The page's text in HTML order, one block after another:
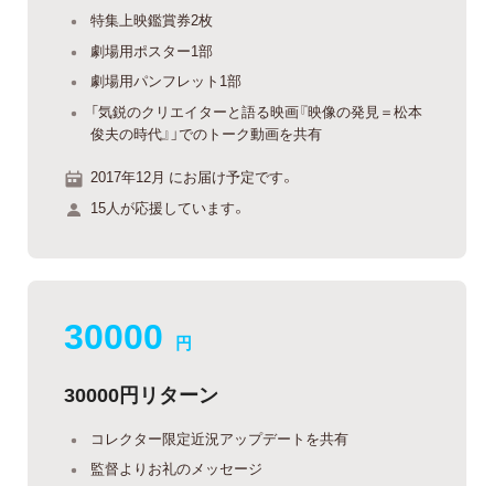
特集上映鑑賞券2枚
劇場用ポスター1部
劇場用パンフレット1部
「気鋭のクリエイターと語る映画『映像の発見＝松本
俊夫の時代』」でのトーク動画を共有
2017年12月 にお届け予定です。
15人が応援しています。
30000 円
30000円リターン
コレクター限定近況アップデートを共有
監督よりお礼のメッセージ